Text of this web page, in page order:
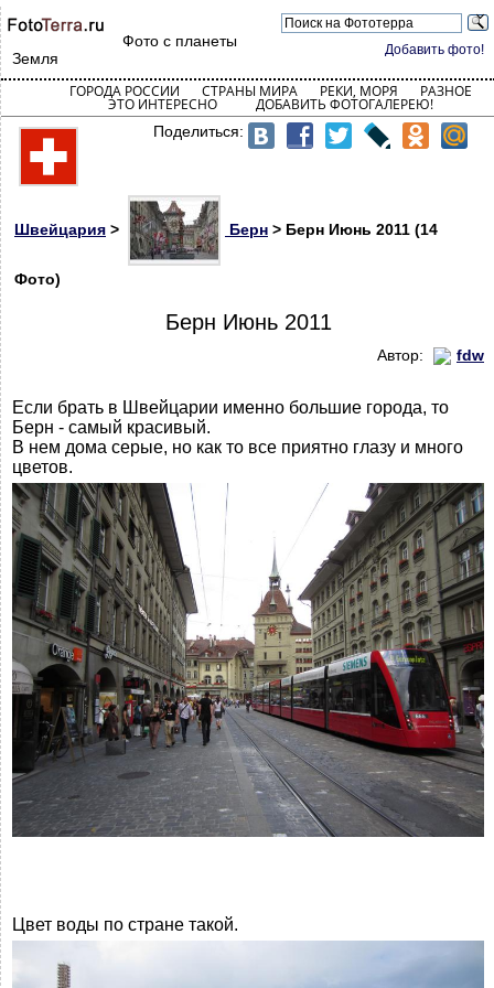
Добавить фото!
Фото с планеты
Земля
ГОРОДА РОССИИ СТРАНЫ МИРА РЕКИ, МОРЯ РАЗНОЕ
ЭТО ИНТЕРЕСНО ДОБАВИТЬ ФОТОГАЛЕРЕЮ!
Поделиться:
Швейцария > Берн > Берн Июнь 2011 (14
Фото)
Берн Июнь 2011
Автор: fdw
Если брать в Швейцарии именно большие города, то
Берн - самый красивый.
В нем дома серые, но как то все приятно глазу и много
цветов.
Цвет воды по стране такой.